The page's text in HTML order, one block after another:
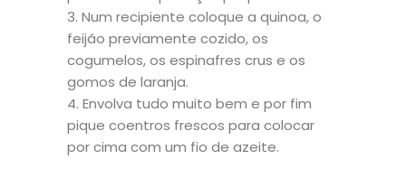
Num recipiente coloque a quinoa, o
feijão previamente cozido, os
cogumelos, os espinafres crus e os
gomos de laranja.
Envolva tudo muito bem e por fim
pique coentros frescos para colocar
por cima com um fio de azeite.